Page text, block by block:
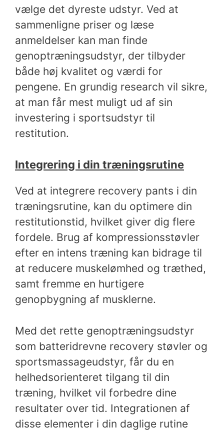
vælge det dyreste udstyr. Ved at
sammenligne priser og læse
anmeldelser kan man finde
genoptræningsudstyr, der tilbyder
både høj kvalitet og værdi for
pengene. En grundig research vil sikre,
at man får mest muligt ud af sin
investering i sportsudstyr til
restitution.
Integrering i din træningsrutine
Ved at integrere recovery pants i din
træningsrutine, kan du optimere din
restitutionstid, hvilket giver dig flere
fordele. Brug af kompressionsstøvler
efter en intens træning kan bidrage til
at reducere muskelømhed og træthed,
samt fremme en hurtigere
genopbygning af musklerne.
Med det rette genoptræningsudstyr
som batteridrevne recovery støvler og
sportsmassageudstyr, får du en
helhedsorienteret tilgang til din
træning, hvilket vil forbedre dine
resultater over tid. Integrationen af
disse elementer i din daglige rutine